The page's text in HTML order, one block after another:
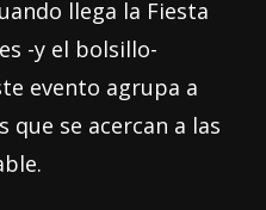
llega la Fiesta
-y el bolsillo-
evento agrupa a
que se acercan a las